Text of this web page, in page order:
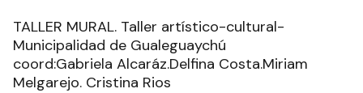
TALLER MURAL. Taller artístico-cultural-
Municipalidad de Gualeguaychú
coord:Gabriela Alcaráz.Delfina Costa.Miriam
Melgarejo. Cristina Rios